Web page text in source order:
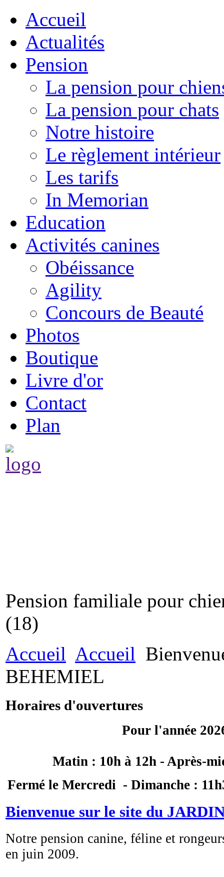
Accueil
Actualités
Pension
La pension pour
La pension pour chats
Notre histoire
Le règlement intérieur
Les tarifs
In Memorian
Education
Activités canines
Obéissance
Agility
Concours de Beauté
Photos
Boutique
Livre d'or
Contact
Plan
Pension familiale pour
(18)
Accueil Accueil
BEHEMIEL
Horaires d'ouvertures
Pour l'année
Matin : 10h à 12h - Après-
Fermé le Mercredi - Dimanche :
Bienvenue sur le site du
Notre pension canine, féline et
en juin 2009.